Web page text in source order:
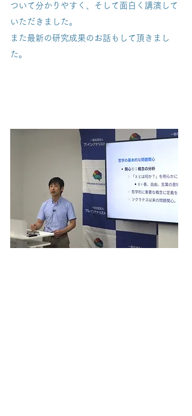
ついて分かりやすく、そして面白く講演して
いただきました。
​また最新の研究成果のお話もして頂きまし
た。